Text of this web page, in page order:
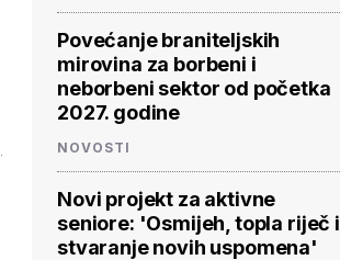
Povećanje braniteljskih
mirovina za borbeni i
neborbeni sektor od početka
2027. godine
NOVOSTI
Novi projekt za aktivne
seniore: 'Osmijeh, topla riječ i
stvaranje novih uspomena'